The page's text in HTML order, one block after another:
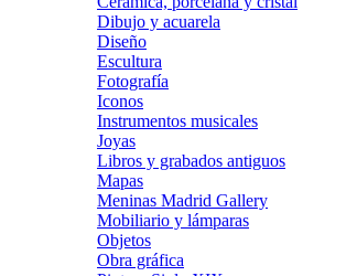
Dibujo y acuarela
Diseño
Escultura
Fotografía
Iconos
Instrumentos musicales
Joyas
Libros y grabados antiguos
Mapas
Meninas Madrid Gallery
Mobiliario y lámparas
Objetos
Obra gráfica